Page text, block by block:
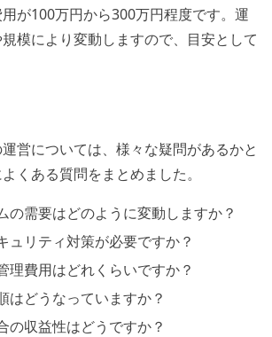
が100万円から300万円程度です。運
模により変動しますので、目安として
営については、様々な疑問があるかと
くある質問をまとめました。
の需要はどのように変動しますか？
ュリティ対策が必要ですか？
理費用はどれくらいですか？
はどうなっていますか？
の収益性はどうですか？